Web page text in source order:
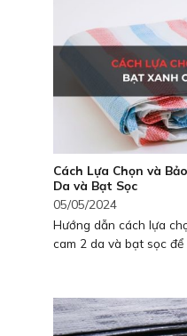
Cách Lựa Chọn và
Da và Bạt Sọc
05/05/2024
Hướng dẫn cách lựa
cam 2 da và bạt sọc để